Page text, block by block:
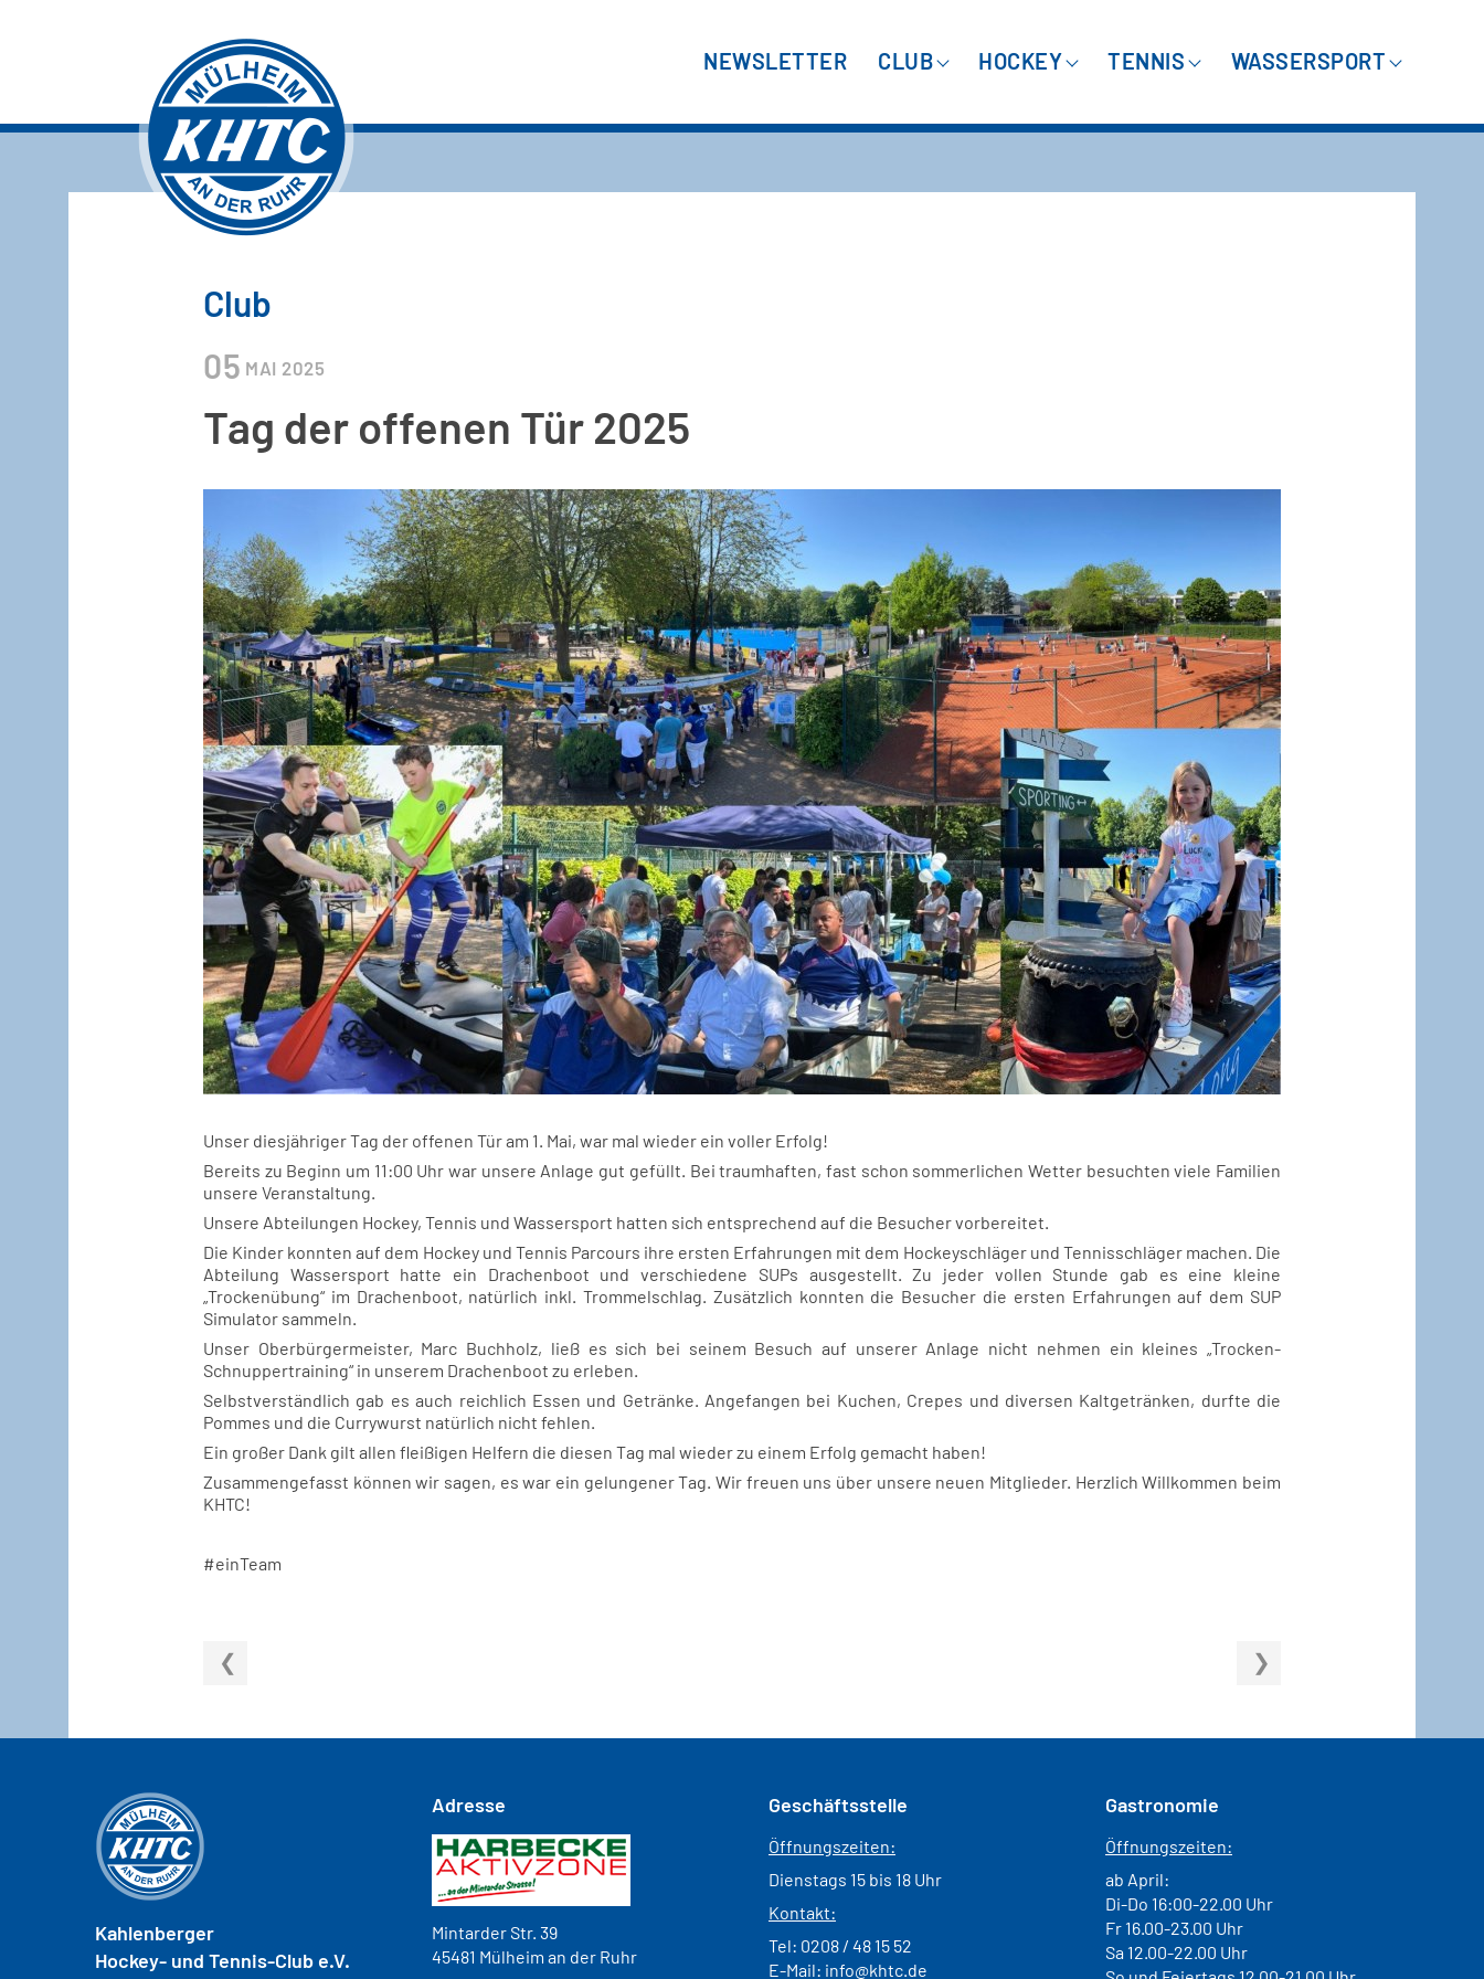
NEWSLETTER CLUB HOCKEY TENNIS WASSERSPORT
Club
05 MAI 2025
Tag der offenen Tür 2025
Unser diesjähriger Tag der offenen Tür am 1. Mai, war mal wieder ein voller Erfolg!
Bereits zu Beginn um 11:00 Uhr war unsere Anlage gut gefüllt. Bei traumhaften, fast schon sommerlichen Wetter besuchten viele Familien
unsere Veranstaltung.
Unsere Abteilungen Hockey, Tennis und Wassersport hatten sich entsprechend auf die Besucher vorbereitet.
Die Kinder konnten auf dem Hockey und Tennis Parcours ihre ersten Erfahrungen mit dem Hockeyschläger und Tennisschläger machen. Die
Abteilung Wassersport hatte ein Drachenboot und verschiedene SUPs ausgestellt. Zu jeder vollen Stunde gab es eine kleine
„Trockenübung“ im Drachenboot, natürlich inkl. Trommelschlag. Zusätzlich konnten die Besucher die ersten Erfahrungen auf dem SUP
Simulator sammeln.
Unser Oberbürgermeister, Marc Buchholz, ließ es sich bei seinem Besuch auf unserer Anlage nicht nehmen ein kleines „Trocken-
Schnuppertraining“ in unserem Drachenboot zu erleben.
Selbstverständlich gab es auch reichlich Essen und Getränke. Angefangen bei Kuchen, Crepes und diversen Kaltgetränken, durfte die
Pommes und die Currywurst natürlich nicht fehlen.
Ein großer Dank gilt allen fleißigen Helfern die diesen Tag mal wieder zu einem Erfolg gemacht haben!
Zusammengefasst können wir sagen, es war ein gelungener Tag. Wir freuen uns über unsere neuen Mitglieder. Herzlich Willkommen beim
KHTC!
#einTeam
Kahlenberger
Hockey- und Tennis-Club e.V.
Adresse
Mintarder Str. 39
45481 Mülheim an der Ruhr
Geschäftsstelle
Öffnungszeiten:
Dienstags 15 bis 18 Uhr
Kontakt:
Tel: 0208 / 48 15 52
E-Mail: info@khtc.de
Gastronomie
Öffnungszeiten:
ab April:
Di-Do 16:00-22.00 Uhr
Fr 16.00-23.00 Uhr
Sa 12.00-22.00 Uhr